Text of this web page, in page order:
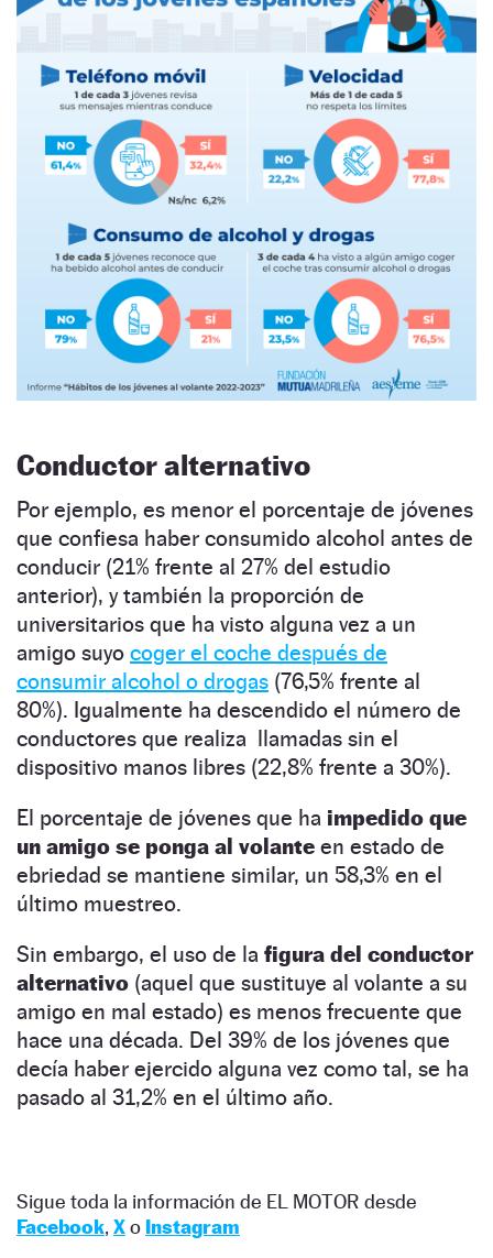
Conductor alternativo
Por ejemplo, es menor el porcentaje de jóvenes
que confiesa haber consumido alcohol antes de
conducir (21% frente al 27% del estudio
anterior), y también la proporción de
universitarios que ha visto alguna vez a un
amigo suyo coger el coche después de
consumir alcohol o drogas (76,5% frente al
80%). Igualmente ha descendido el número de
conductores que realiza llamadas sin el
dispositivo manos libres (22,8% frente a 30%).
El porcentaje de jóvenes que ha impedido que
un amigo se ponga al volante en estado de
ebriedad se mantiene similar, un 58,3% en el
último muestreo.
Sin embargo, el uso de la figura del conductor
alternativo (aquel que sustituye al volante a su
amigo en mal estado) es menos frecuente que
hace una década. Del 39% de los jóvenes que
decía haber ejercido alguna vez como tal, se ha
pasado al 31,2% en el último año.
Sigue toda la información de EL MOTOR desde
Facebook, Xo Instagram